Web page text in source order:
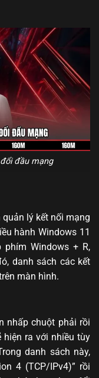
đầu mạng
lý kết nối mạng
hành Windows 11
Windows + R,
danh sách các kết
màn hình.
nhấp chuột phải rồi
hiện ra với nhiều tùy
danh sách này,
4 (TCP/IPv4)” rồi